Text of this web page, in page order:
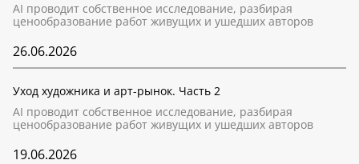
AI проводит собственное исследование, разбирая
ценообразование работ живущих и ушедших авторов
26.06.2026
Уход художника и арт-рынок. Часть 2
AI проводит собственное исследование, разбирая
ценообразование работ живущих и ушедших авторов
19.06.2026